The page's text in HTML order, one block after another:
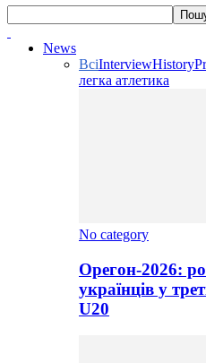
News
ВсіInterviewHistory
легка атлетика
No category
Орегон-2026:
українців у
U20